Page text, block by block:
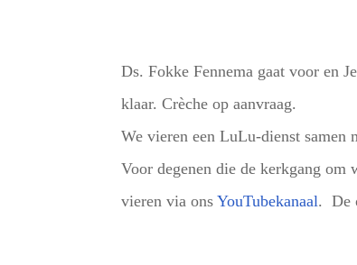
Ds. Fokke Fennema gaat voor en
klaar. Crèche op aanvraag.
We vieren een LuLu-dienst samen
Voor degenen die de kerkgang
vieren via onsYouTubekanaal. De